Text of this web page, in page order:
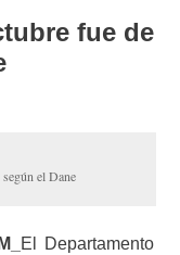
fue de
el Dane
El Departamento